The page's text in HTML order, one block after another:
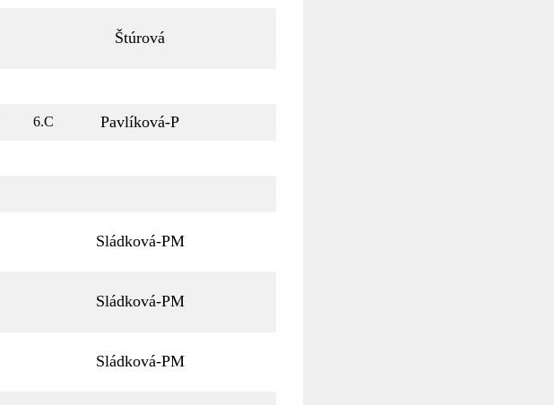
Štúrová
6.C Pavlíková-P
Sládková-PM
Sládková-PM
Sládková-PM